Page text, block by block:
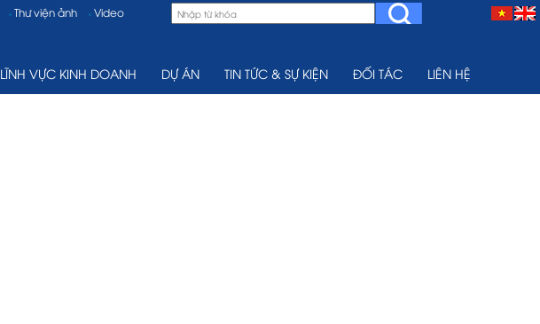
Thư viện ảnh Video
LĨNH VỰC KINH DOANH DỰ ÁN TIN TỨC & SỰ KIỆN ĐỐI TÁC LIÊN HỆ